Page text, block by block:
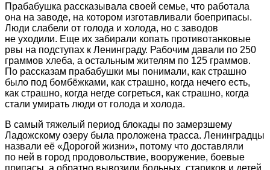
Прабабушка рассказывала своей семье, что работала
она на заводе, на котором изготавливали боеприпасы.
Люди слабели от голода и холода, но с заводов
не уходили. Еще их забирали копать противотанковые
рвы на подступах к Ленинграду. Рабочим давали по 250
граммов хлеба, а остальным жителям по 125 граммов.
По рассказам прабабушки мы понимали, как страшно
было под бомбёжками, как страшно, когда нечего есть,
как страшно, когда негде согреться, как страшно, когда
стали умирать люди от голода и холода.
В самый тяжелый период блокады по замерзшему
Ладожскому озеру была проложена трасса. Ленинградцы
назвали её «Дорогой жизни», потому что доставляли
по ней в город продовольствие, вооружение, боевые
припасы, а обратно вывозили больных, стариков и детей.